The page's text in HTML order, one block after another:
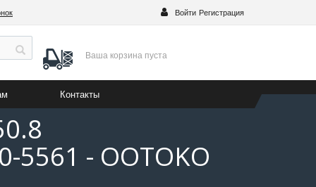
Войти Регистрация
Ваша корзина пуста
Контакты
5561 - OOTOKO